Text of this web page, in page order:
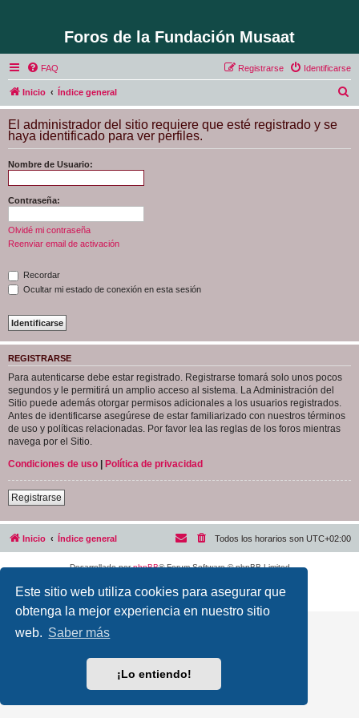
Este sitio web utiliza cookies para asegurar que
obtenga la mejor experiencia en nuestro sitio
web. Saber más
¡Lo entiendo!
Foros de la Fundación Musaat
FAQ Identificarse
Registrarse
Inicio Índice general
u
c
El administrador del sitio requiere que esté registrado y se
haya identificado para ver perfiles.
Nombre de Usuario:
Contraseña:
Olvidé mi contraseña
Reenviar email de activación
Recordar
Ocultar mi estado de conexión en esta sesión
REGISTRARSE
Para autenticarse debe estar registrado. Registrarse tomará solo unos pocos
segundos y le permitirá un amplio acceso al sistema. La Administración del
Sitio puede además otorgar permisos adicionales a los usuarios registrados.
Antes de identificarse asegúrese de estar familiarizado con nuestros términos
de uso y políticas relacionadas. Por favor lea las reglas de los foros mientras
navega por el Sitio.
Condiciones de uso | Política de privacidad
Registrarse
Inicio Índice general Todos los horarios son UTC+02:00
Desarrollado porphpBB® Forum Software © phpBB Limited
Privacidad| Condiciones